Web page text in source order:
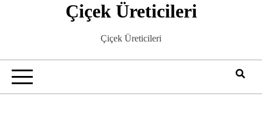
Çiçek Üreticileri
Çiçek Üreticileri